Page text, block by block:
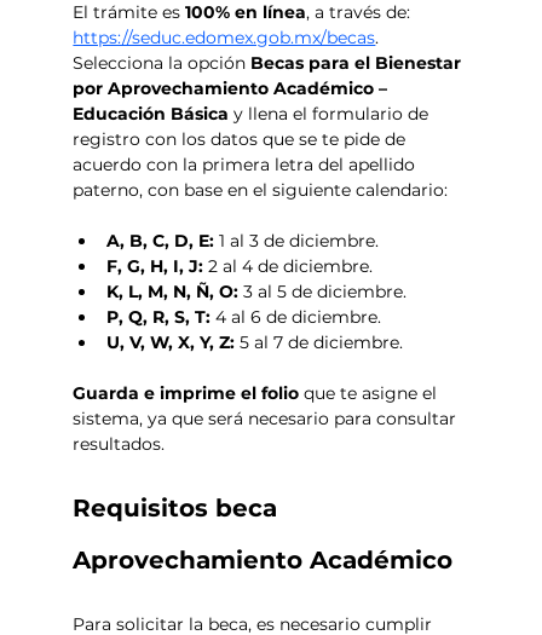
El trámite es 100% en línea, a través de:
https://seduc.edomex.gob.mx/becas.
Selecciona la opción Becas para el Bienestar
por Aprovechamiento Académico –
Educación Básica y llena el formulario de
registro con los datos que se te pide de
acuerdo con la primera letra del apellido
paterno, con base en el siguiente calendario:
A, B, C, D, E: 1 al 3 de diciembre.
F, G, H, I, J: 2 al 4 de diciembre.
K, L, M, N, Ñ, O: 3 al 5 de diciembre.
P, Q, R, S, T: 4 al 6 de diciembre.
U, V, W, X, Y, Z: 5 al 7 de diciembre.
Guarda e imprime el folio que te asigne el
sistema, ya que será necesario para consultar
resultados.
Requisitos beca
Aprovechamiento Académico
Para solicitar la beca, es necesario cumplir